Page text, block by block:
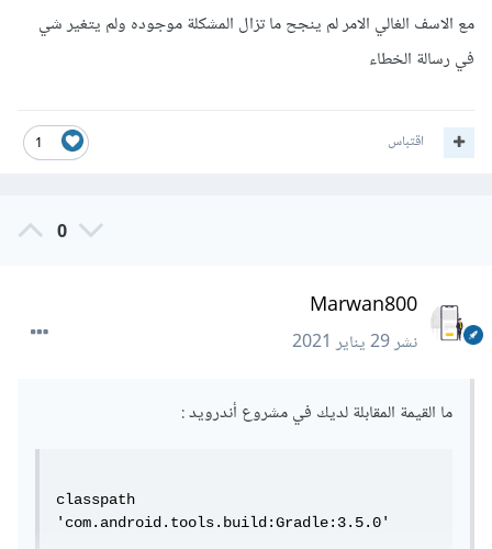
  flutter_braintree: 1.1.0+1
ثم إعادة تنفيد :
flutter pub cache repair
ثم
شكرا لك
مع الاسف الغالي الامر لم ينجح ما تزال المشكلة موجوده ولم يتغير شي
في رسالة الخطاء
1 اقتباس
0
Marwan800
نشر29 يناير 2021
ما القيمة المقابلة لديك في مشروع أندرويد :
classpath
'com.android.tools.build:Gradle:3.5.0'